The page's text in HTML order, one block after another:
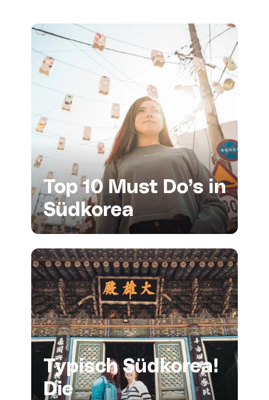
Top 10 Must Do’s in
Südkorea
Typisch Südkorea!
Die